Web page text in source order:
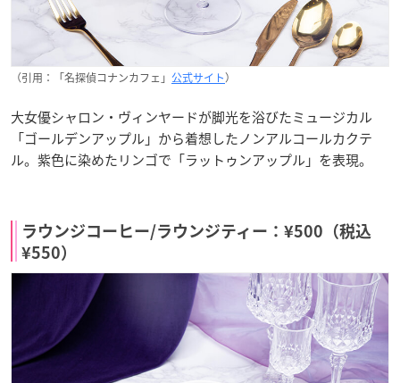
（引用：「名探偵コナンカフェ」 公式サイト）
大女優シャロン・ヴィンヤードが脚光を浴びたミュージカル
「ゴールデンアップル」から着想したノンアルコールカクテ
ル。紫色に染めたリンゴで「ラットゥンアップル」を表現。
ラウンジコーヒー/ラウンジティー：¥500（税込
¥550）